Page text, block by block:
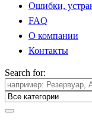
Ошибки,
FAQ
О компании
Контакты
Search for: